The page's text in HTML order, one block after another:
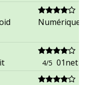
Numériques
4/5 01net